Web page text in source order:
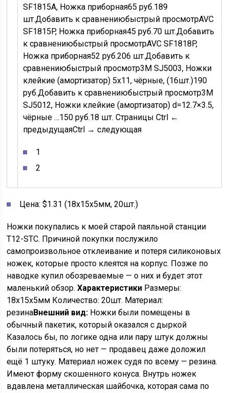
SF1815A, Ножка приборная65 руб.189
шт.Добавить к сравнениюбыстрый просмотрAVC
SF1815P, Ножка приборная45 руб.70 шт.Добавить
к сравнениюбыстрый просмотрAVC SF1818P,
Ножка приборная52 руб.206 шт.Добавить к
сравнениюбыстрый просмотр3M SJ5003, Ножки
клейкие (амортизатор) 5х11, чёрные, (16шт.)190
руб.Добавить к сравнениюбыстрый просмотр3M
SJ5012, Ножки клейкие (амортизатор) d=12.7×3.5,
чёрные …150 руб.18 шт. СтраницыCtrl ←
предыдущаяCtrl → следующая
1
2
Цена: $1.31 (18x15x5мм, 20шт.)
Ножки покупались к моей старой паяльной станции
T12-STC. Причиной покупки послужило
самопроизвольное отклеивание и потеря силиконовых
ножек, которые просто клеятся на корпус. Позже по
наводке купил обозреваемые — о них и будет этот
маленький обзор.Характеристики Размеры:
18x15x5мм Количество: 20шт. Материал:
резинаВнешний вид: Ножки были помещены в
обычный пакетик, который оказался с дыркой
Казалось бы, по логике одна или пару штук должны
были потеряться, но нет — продавец даже доложил
ещё 1 штуку. Материал ножек судя по всему — резина.
Имеют форму скошенного конуса. Внутрь ножек
вдавлена металлическая шайбочка, которая сама по